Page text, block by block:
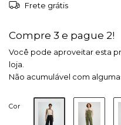
Frete grátis
Compre 3 e pague 2!
Você pode aproveitar esta
loja.
Não acumulável com
Cor